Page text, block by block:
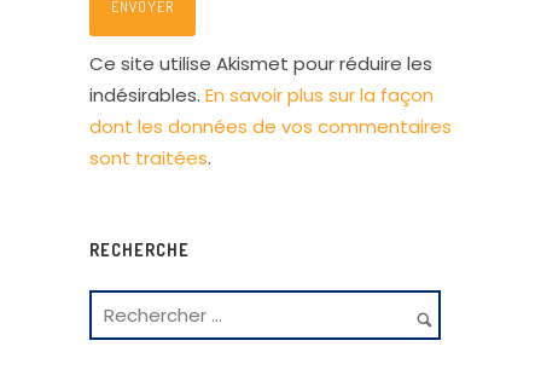
Ce site utilise Akismet pour réduire les
indésirables. En savoir plus sur la façon
dont les données de vos commentaires
sont traitées.
RECHERCHE